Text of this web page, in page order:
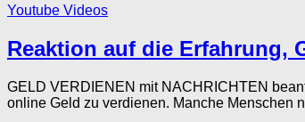
Youtube Videos
Reaktion auf die Erfahrung,
GELD VERDIENEN mit NACHRICHTEN
online Geld zu verdienen. Manche Menschen